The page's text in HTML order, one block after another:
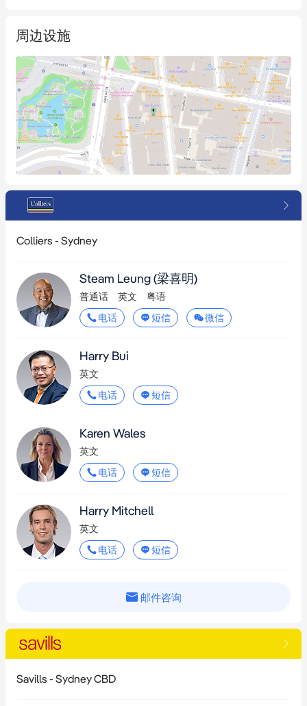
周边设施
Colliers - Sydney
Steam Leung (梁喜明)
普通话 英文
粤语
电话
短信 微信
Harry Bui
英文
电话
短信
Karen Wales
英文
电话
短信
Harry Mitchell
英文
电话
短信
邮件咨询
Savills - Sydney CBD